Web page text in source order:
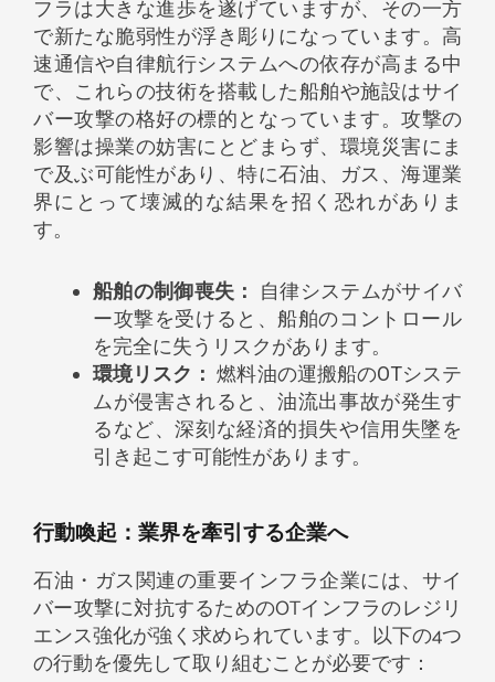
フラは大きな進歩を遂げていますが、その一方
で新たな脆弱性が浮き彫りになっています。高
速通信や自律航行システムへの依存が高まる中
で、これらの技術を搭載した船舶や施設はサイ
バー攻撃の格好の標的となっています。攻撃の
影響は操業の妨害にとどまらず、環境災害にま
で及ぶ可能性があり、特に石油、ガス、海運業
界にとって壊滅的な結果を招く恐れがありま
す。
船舶の制御喪失：
自律システムがサイバ
ー攻撃を受けると、船舶のコントロール
を完全に失うリスクがあります。
環境リスク： 燃料油の運搬船のOTシステ
ムが侵害されると、油流出事故が発生す
るなど、深刻な経済的損失や信用失墜を
引き起こす可能性があります。
行動喚起：業界を牽引する企業へ​
石油・ガス関連の重要インフラ企業には、サイ
バー攻撃に対抗するためのOTインフラのレジリ
エンス強化が強く求められています。以下の4つ
の行動を優先して取り組むことが必要です：